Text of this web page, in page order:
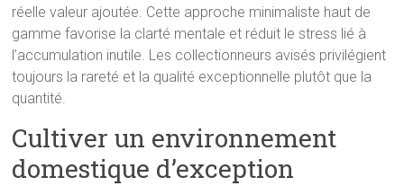
réelle valeur ajoutée. Cette approche minimaliste haut de
gamme favorise la clarté mentale et réduit le stress lié à
l’accumulation inutile. Les collectionneurs avisés privilégient
toujours la rareté et la qualité exceptionnelle plutôt que la
quantité.
Cultiver un environnement
domestique d’exception